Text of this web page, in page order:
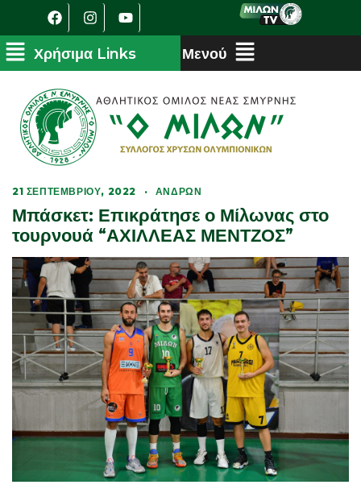
21 ΣΕΠΤΕΜΒΡΊΟΥ, 2022 · ΑΝΔΡΏΝ
Μπάσκετ: Επικράτησε ο Μίλωνας στο
τουρνουά “ΑΧΙΛΛΕΑΣ ΜΕΝΤΖΟΣ”